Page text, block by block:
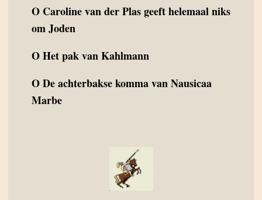
O Caroline van der Plas geeft helemaal niks
om Joden
OHet pak van Kahlmann
ODe achterbakse komma van Nausicaa
Marbe